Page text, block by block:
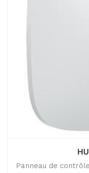
Panneau de